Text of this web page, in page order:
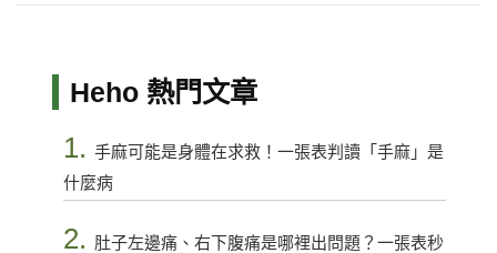
Heho 熱門文章
1. 手麻可能是身體在求救！一張表判讀「手麻」是
什麼病
2. 肚子左邊痛、右下腹痛是哪裡出問題？一張表秒